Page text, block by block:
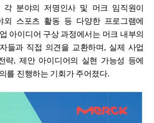
각 분야의 저명인사 및 머크 임직원이
외 스포츠 활동 등 다양한 프로그램에
아이디어 구상 과정에서는 머크 내부의
들과 직접 의견을 교환하며 , 실제 사업
략,제안 아이디어의 실현 가능성 등에
를 진행하는 기회가 주어졌다.